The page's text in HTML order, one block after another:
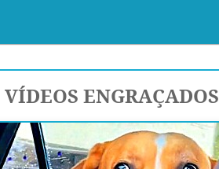
ENGRAÇADOS